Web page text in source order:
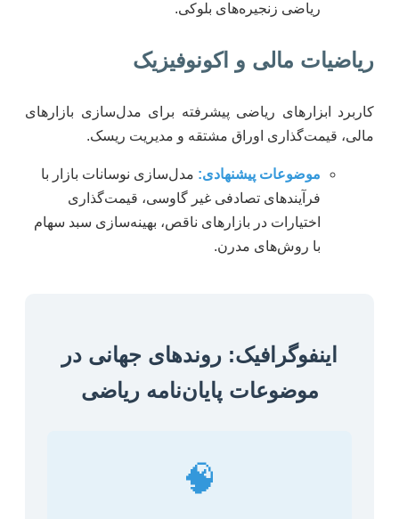
ریاضی زنجیره‌های بلوکی.
ریاضیات مالی و اکونوفیزیک
کاربرد ابزارهای ریاضی پیشرفته برای مدل‌سازی بازارهای
مالی، قیمت‌گذاری اوراق مشتقه و مدیریت ریسک.
موضوعات پیشنهادی: مدل‌سازی نوسانات بازار با
فرآیندهای تصادفی غیر گاوسی، قیمت‌گذاری
اختیارات در بازارهای ناقص، بهینه‌سازی سبد سهام
با روش‌های مدرن.
اینفوگرافیک: روندهای جهانی در
موضوعات پایان‌نامه ریاضی
🧠